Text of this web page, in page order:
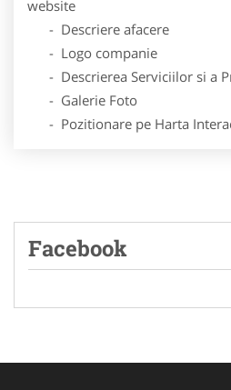
website
- Descriere afacere
- Logo companie
- Descrierea Serviciilor si a
- Galerie Foto
- Pozitionare pe Harta
Facebook